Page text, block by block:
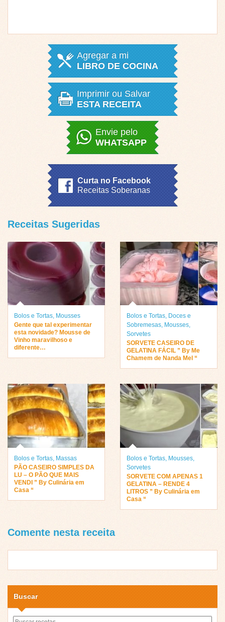
Agregar a mi
LIBRO DE COCINA
Imprimir ou Salvar
ESTA RECEITA
Envie pelo
WHATSAPP
Curta no Facebook
Receitas Soberanas
Receitas Sugeridas
Bolos e Tortas, Mousses
Gente que tal experimentar
esta novidade? Mousse de
Vinho maravilhoso e
diferente…
Bolos e Tortas, Doces e
Sobremesas, Mousses,
Sorvetes
SORVETE CASEIRO DE
GELATINA FÁCIL ” By Me
Chamem de Nanda Mel “
Bolos e Tortas, Massas
PÃO CASEIRO SIMPLES DA
LU – O PÃO QUE MAIS
VENDI ” By Culinária em
Casa “
Bolos e Tortas, Mousses,
Sorvetes
SORVETE COM APENAS 1
GELATINA – RENDE 4
LITROS ” By Culinária em
Casa “
Comente nesta receita
Buscar